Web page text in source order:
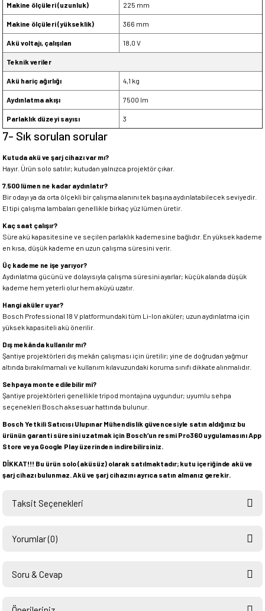
Makine ölçüleri (uzunluk) 225 mm
Makine ölçüleri (yükseklik) 366 mm
Akü voltajı, çalışılan 18,0 V
Teknik veriler
Akü hariç ağırlığı 4,1 kg
Aydınlatma akışı 7500 lm
Parlaklık düzeyi sayısı 3
7- Sık sorulan sorular
Kutuda akü ve şarj cihazı var mı?
Hayır. Ürün solo satılır; kutudan yalnızca projektör çıkar.
7.500 lümen ne kadar aydınlatır?
Bir odayı ya da orta ölçekli bir çalışma alanını tek başına aydınlatabilecek seviyedir.
El tipi çalışma lambaları genellikle birkaç yüz lümen üretir.
Kaç saat çalışır?
Süre akü kapasitesine ve seçilen parlaklık kademesine bağlıdır. En yüksek kademe
en kısa, düşük kademe en uzun çalışma süresini verir.
Üç kademe ne işe yarıyor?
Aydınlatma gücünü ve dolayısıyla çalışma süresini ayarlar; küçük alanda düşük
kademe hem yeterli olur hem aküyü uzatır.
Hangi aküler uyar?
Bosch Professional 18 V platformundaki tüm Li-Ion aküler; uzun aydınlatma için
yüksek kapasiteli akü önerilir.
Dış mekânda kullanılır mı?
Şantiye projektörleri dış mekân çalışması için üretilir; yine de doğrudan yağmur
altında bırakılmamalı ve kullanım kılavuzundaki koruma sınıfı dikkate alınmalıdır.
Sehpaya monte edilebilir mi?
Şantiye projektörleri genellikle tripod montajına uygundur; uyumlu sehpa
seçenekleri Bosch aksesuar hattında bulunur.
Bosch Yetkili Satıcısı Ulupınar Mühendislik güvencesiyle satın aldığınız bu
ürünün garanti süresini uzatmak için Bosch’un resmi Pro360 uygulamasını App
Store veya Google Play üzerinden indirebilirsiniz.
DİKKAT!!! Bu ürün solo (aküsüz) olarak satılmaktadır; kutu içeriğinde akü ve
şarj cihazı bulunmaz. Akü ve şarj cihazını ayrıca satın almanız gerekir.
Taksit Seçenekleri
Yorumlar (0)
Soru & Cevap